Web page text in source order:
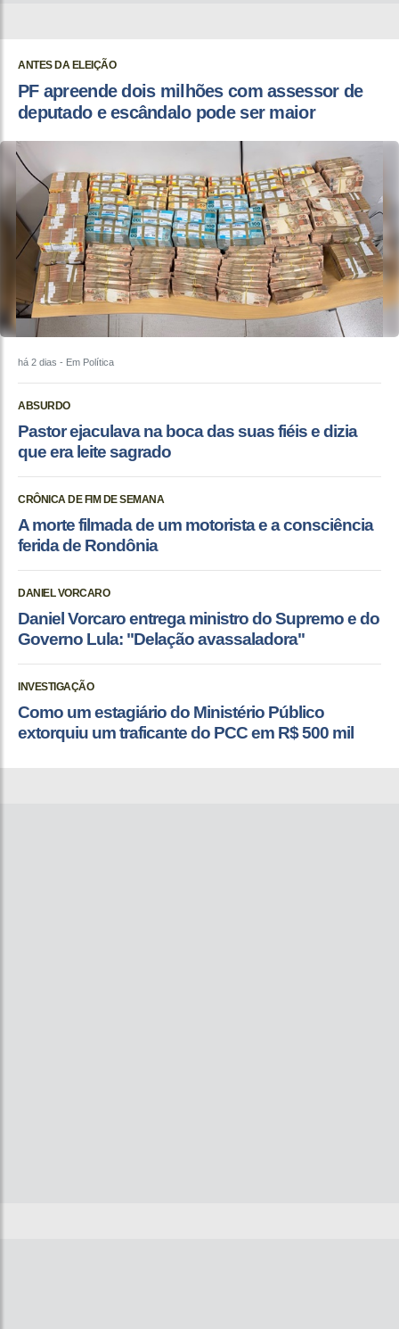
ANTES DA ELEIÇÃO
PF apreende dois milhões com assessor de
deputado e escândalo pode ser maior
há 2 dias - Em Política
ABSURDO
Pastor ejaculava na boca das suas fiéis e dizia
que era leite sagrado
CRÔNICA DE FIM DE SEMANA
A morte filmada de um motorista e a consciência
ferida de Rondônia
DANIEL VORCARO
Daniel Vorcaro entrega ministro do Supremo e do
Governo Lula: "Delação avassaladora"
INVESTIGAÇÃO
Como um estagiário do Ministério Público
extorquiu um traficante do PCC em R$ 500 mil